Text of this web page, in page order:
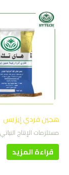
هجين فردي إيزيس
مستلزمات الإنتاج النباتي
قراءة المزيد